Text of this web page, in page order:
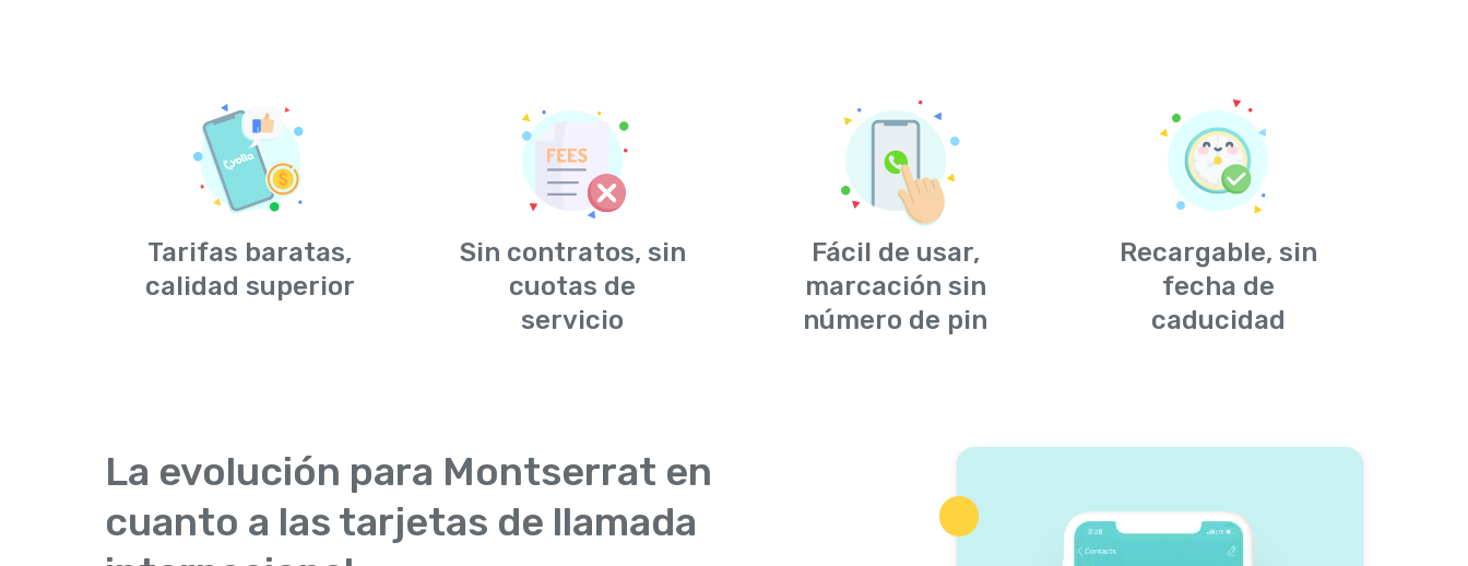
Tarifas baratas,
calidad superior
Sin contratos, sin
cuotas de
servicio
Fácil de usar,
marcación sin
número de pin
Recargable, sin
fecha de
caducidad
La evolución para Montserrat en
cuanto a las tarjetas de llamada